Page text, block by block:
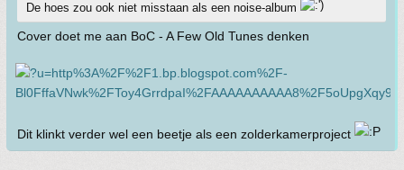
De hoes zou ook niet misstaan als een noise-album
Cover doet me aan BoC - A Few Old Tunes denken
Dit klinkt verder wel een beetje als een zolderkamerproject